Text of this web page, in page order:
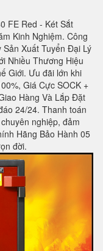
FE Red - Két Sắt
Kinh Nghiệm. Công
Xuất Tuyển Đại Lý
Nhiều Thương Hiệu
Giới. Ưu đãi lớn khi
Giá Cực SOCK +
Hàng Và Lắp Đặt
24/24. Thanh toán
nghiệp, đảm
Hãng Bảo Hành 05
đời.